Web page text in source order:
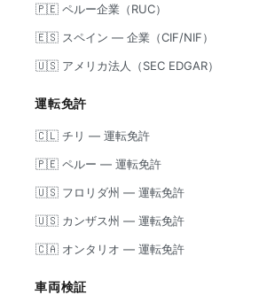
🇵🇪 ペルー企業（RUC）
🇪🇸 スペイン — 企業（CIF/NIF）
🇺🇸 アメリカ法人（SEC EDGAR）
運転免許
🇨🇱 チリ — 運転免許
🇵🇪 ペルー — 運転免許
🇺🇸 フロリダ州 — 運転免許
🇺🇸 カンザス州 — 運転免許
🇨🇦 オンタリオ — 運転免許
車両検証